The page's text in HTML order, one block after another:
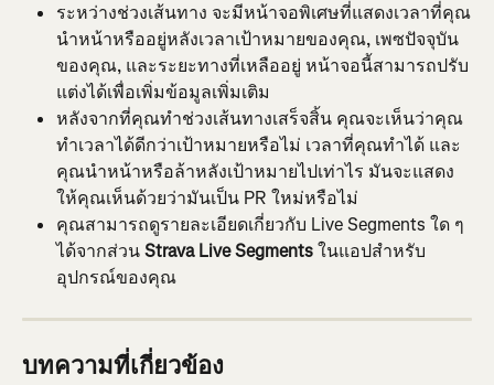
ระหว่างช่วงเส้นทาง จะมีหน้าจอพิเศษที่แสดงเวลาที่คุณ
นำหน้าหรืออยู่หลังเวลาเป้าหมายของคุณ, เพซปัจจุบัน
ของคุณ, และระยะทางที่เหลืออยู่ หน้าจอนี้สามารถปรับ
แต่งได้เพื่อเพิ่มข้อมูลเพิ่มเติม
หลังจากที่คุณทำช่วงเส้นทางเสร็จสิ้น คุณจะเห็นว่าคุณ
ทำเวลาได้ดีกว่าเป้าหมายหรือไม่ เวลาที่คุณทำได้ และ
คุณนำหน้าหรือล้าหลังเป้าหมายไปเท่าไร มันจะแสดง
ให้คุณเห็นด้วยว่ามันเป็น PR ใหม่หรือไม่
คุณสามารถดูรายละเอียดเกี่ยวกับ Live Segments ใด ๆ
ได้จากส่วน Strava Live Segments ในแอปสำหรับ
อุปกรณ์ของคุณ
บทความที่เกี่ยวข้อง